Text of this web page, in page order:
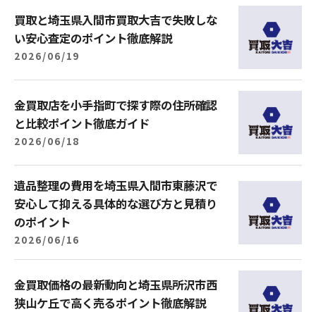
買取と埼玉県入間市買取大吉で失敗しな
い安心査定のポイント徹底解説
2026/06/19
金買取店を小手指町で探す際の住所確認
と比較ポイント徹底ガイド
2026/06/18
遺品整理の費用を埼玉県入間市東藤沢で
安心して抑える具体的な選び方と見積り
のポイント
2026/06/16
金買取価格の最新動向と埼玉県所沢市西
狭山ケ丘で高く売るポイント徹底解説